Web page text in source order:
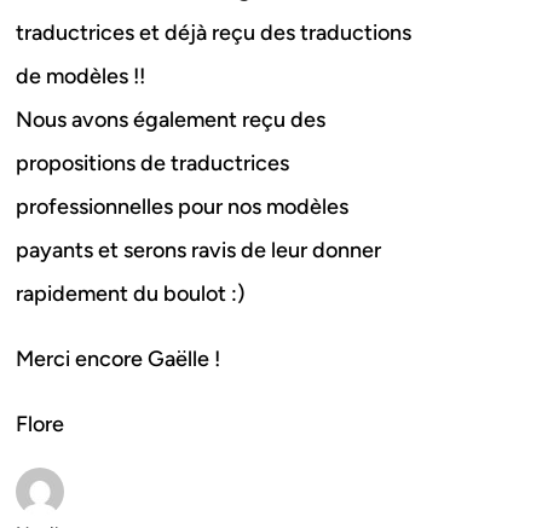
traductrices et déjà reçu des traductions
de modèles !!
Nous avons également reçu des
propositions de traductrices
professionnelles pour nos modèles
payants et serons ravis de leur donner
rapidement du boulot :)
Merci encore Gaëlle !
Flore